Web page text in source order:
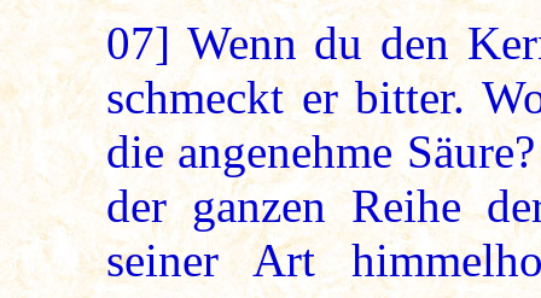
07] Wenn du den
schmeckt er bitter.
die angenehme
der ganzen Reihe
seiner Art